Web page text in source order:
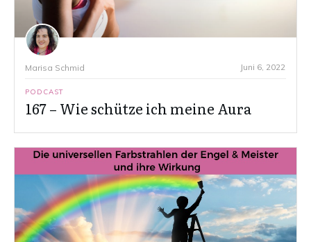
Marisa Schmid Juni 6, 2022
PODCAST
167 – Wie schütze ich meine Aura